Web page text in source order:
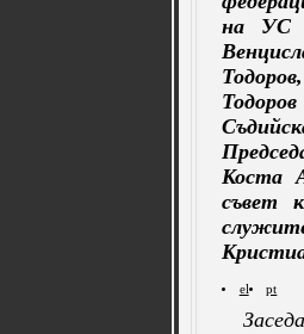
на УС -
Коста
съвет
el pt